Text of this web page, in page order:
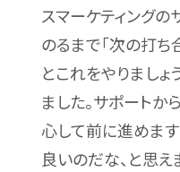
スマーケティングの
のるまで「次の打ち
とこれをやりましょ
ました。サポートか
心して前に進めま
良いのだな、と思え